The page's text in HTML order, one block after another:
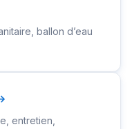
ballon d’eau
entretien,